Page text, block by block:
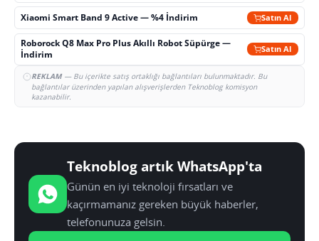
Xiaomi Smart Band 9 Active — %4 İndirim Satın Al
Roborock Q8 Max Pro Plus Akıllı Robot Süpürge —
İndirim
Satın Al
REKLAM— Bu içerikte satış ortaklığı bağlantıları bulunmaktadır. Bu
bağlantılar üzerinden yapılan alışverişlerden Teknoblog komisyon
kazanabilir.
Teknoblog artık WhatsApp'ta
Günün en iyi teknoloji fırsatları ve
kaçırmamanız gereken büyük haberler,
telefonunuza gelsin.